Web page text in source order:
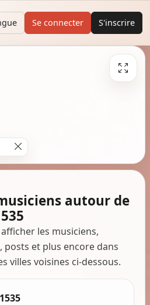
Se connecter S'inscrire
autour de
les musiciens,
et plus encore dans
villes voisines ci-dessous.